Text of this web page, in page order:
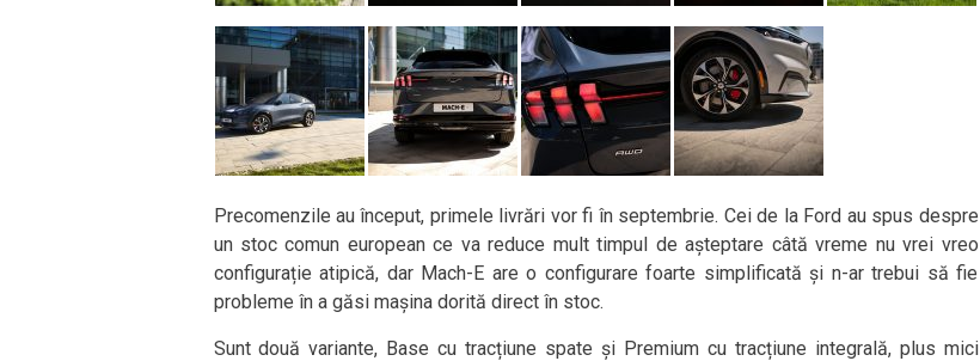
Precomenzile au început, primele livrări vor fi în septembrie. Cei de la Ford au spus despre
un stoc comun european ce va reduce mult timpul de așteptare câtă vreme nu vrei vreo
configurație atipică, dar Mach-E are o configurare foarte simplificată și n-ar trebui să fie
probleme în a găsi mașina dorită direct în stoc.
Sunt două variante, Base cu tracțiune spate și Premium cu tracțiune integrală, plus mici